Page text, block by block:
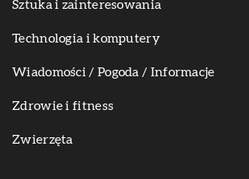
Sztuka i zainteresowania
Technologia i komputery
Wiadomości / Pogoda / Informacje
Zdrowie i fitness
Zwierzęta